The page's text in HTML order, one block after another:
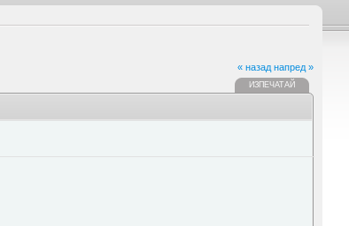
« назад напред »
ИЗПЕЧАТАЙ